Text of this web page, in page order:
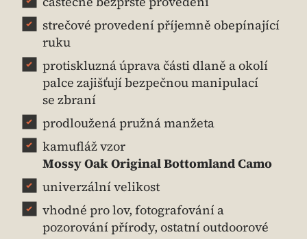
strečové provedení příjemně obepínající
ruku
protiskluzná úprava části dlaně a okolí
palce zajišťují bezpečnou manipulací
se zbraní
prodloužená pružná manžeta
kamufláž vzor
Mossy Oak Original Bottomland Camo
univerzální velikost
vhodné pro lov, fotografování a
pozorování přírody, ostatní outdoorové